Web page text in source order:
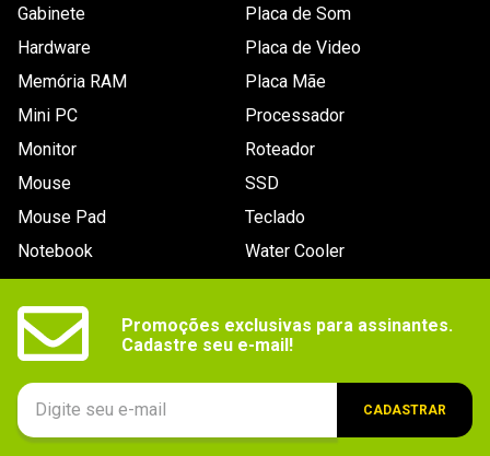
Gabinete
Hardware
Memória RAM
Mini PC
Monitor
Mouse
Mouse Pad
Notebook
Placa de Som
Placa de Video
Placa Mãe
Processador
Roteador
SSD
Teclado
Water Cooler
Promoções exclusivas para assinantes.
Cadastre seu e-mail!
CADASTRAR